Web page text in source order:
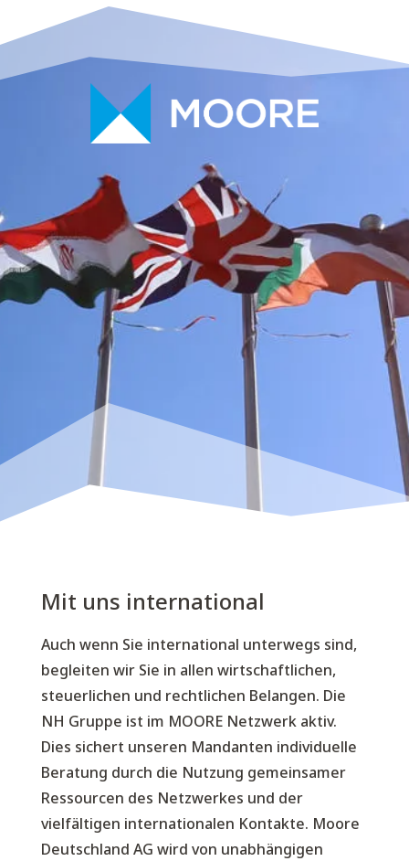
Mit uns international
Auch wenn Sie international unterwegs sind,
begleiten wir Sie in allen wirtschaftlichen,
steuerlichen und rechtlichen Belangen. Die
NH Gruppe ist im MOORE Netzwerk aktiv.
Dies sichert unseren Mandanten individuelle
Be­ratung durch die Nutzung gemeinsamer
Ressourcen des Netzwerkes und der
vielfältigen internationalen Kontakte. Moore
Deutschland AG wird von unabhängigen